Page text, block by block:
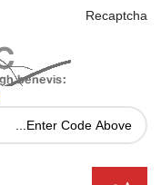
Recaptcha